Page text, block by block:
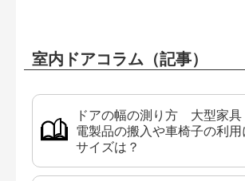
室内ドアコラム（記事）
ドアの幅の測り方 大型家具
電製品の搬入や車椅子の利
サイズは？